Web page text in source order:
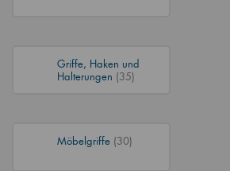
Griffe, Haken und
Halterungen (35)
Möbelgriffe (30)